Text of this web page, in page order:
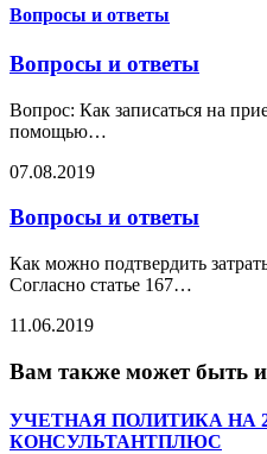
Вопросы и ответы
Вопросы и ответы
Вопрос: Как записаться на
помощью…
07.08.2019
Вопросы и ответы
Как можно подтвердить
Согласно статье 167…
11.06.2019
Вам также может быть
УЧЕТНАЯ ПОЛИТИКА НА
КОНСУЛЬТАНТПЛЮС